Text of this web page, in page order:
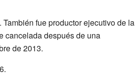
También fue productor ejecutivo de la
cancelada después de una
de 2013.